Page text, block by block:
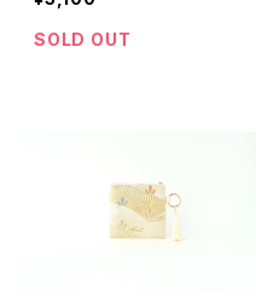
ードポーチ、メイクポーチ、ミ
ニ財布、誕生日、外国人の方
SOLD OUT